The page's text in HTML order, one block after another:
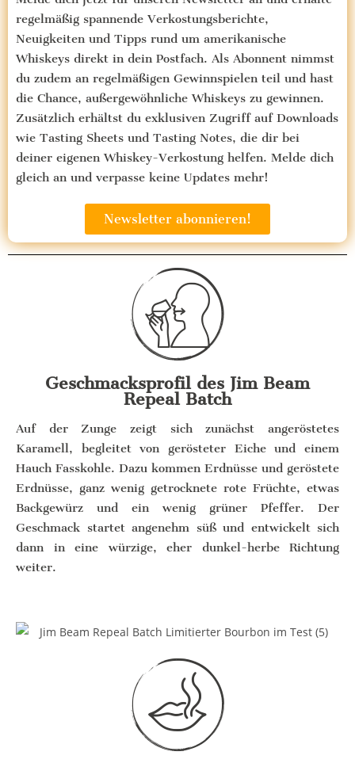
regelmäßig spannende Verkostungsberichte,
Neuigkeiten und Tipps rund um amerikanische
Whiskeys direkt in dein Postfach. Als Abonnent nimmst
du zudem an regelmäßigen Gewinnspielen teil und hast
die Chance, außergewöhnliche Whiskeys zu gewinnen.
Zusätzlich erhältst du exklusiven Zugriff auf Downloads
wie Tasting Sheets und Tasting Notes, die dir bei
deiner eigenen Whiskey-Verkostung helfen. Melde dich
gleich an und verpasse keine Updates mehr!
Newsletter abonnieren!
Geschmacksprofil des Jim Beam
Repeal Batch
Auf der Zunge zeigt sich zunächst angeröstetes
Karamell, begleitet von gerösteter Eiche und einem
Hauch Fasskohle. Dazu kommen Erdnüsse und geröstete
Erdnüsse, ganz wenig getrocknete rote Früchte, etwas
Backgewürz und ein wenig grüner Pfeffer. Der
Geschmack startet angenehm süß und entwickelt sich
dann in eine würzige, eher dunkel-herbe Richtung
weiter.